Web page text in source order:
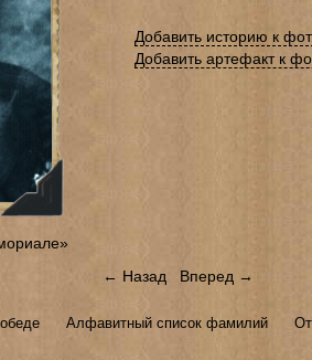
Добавить историю к
Добавить артефакт к
← Назад Вперед →
Алфавитный список фамилий